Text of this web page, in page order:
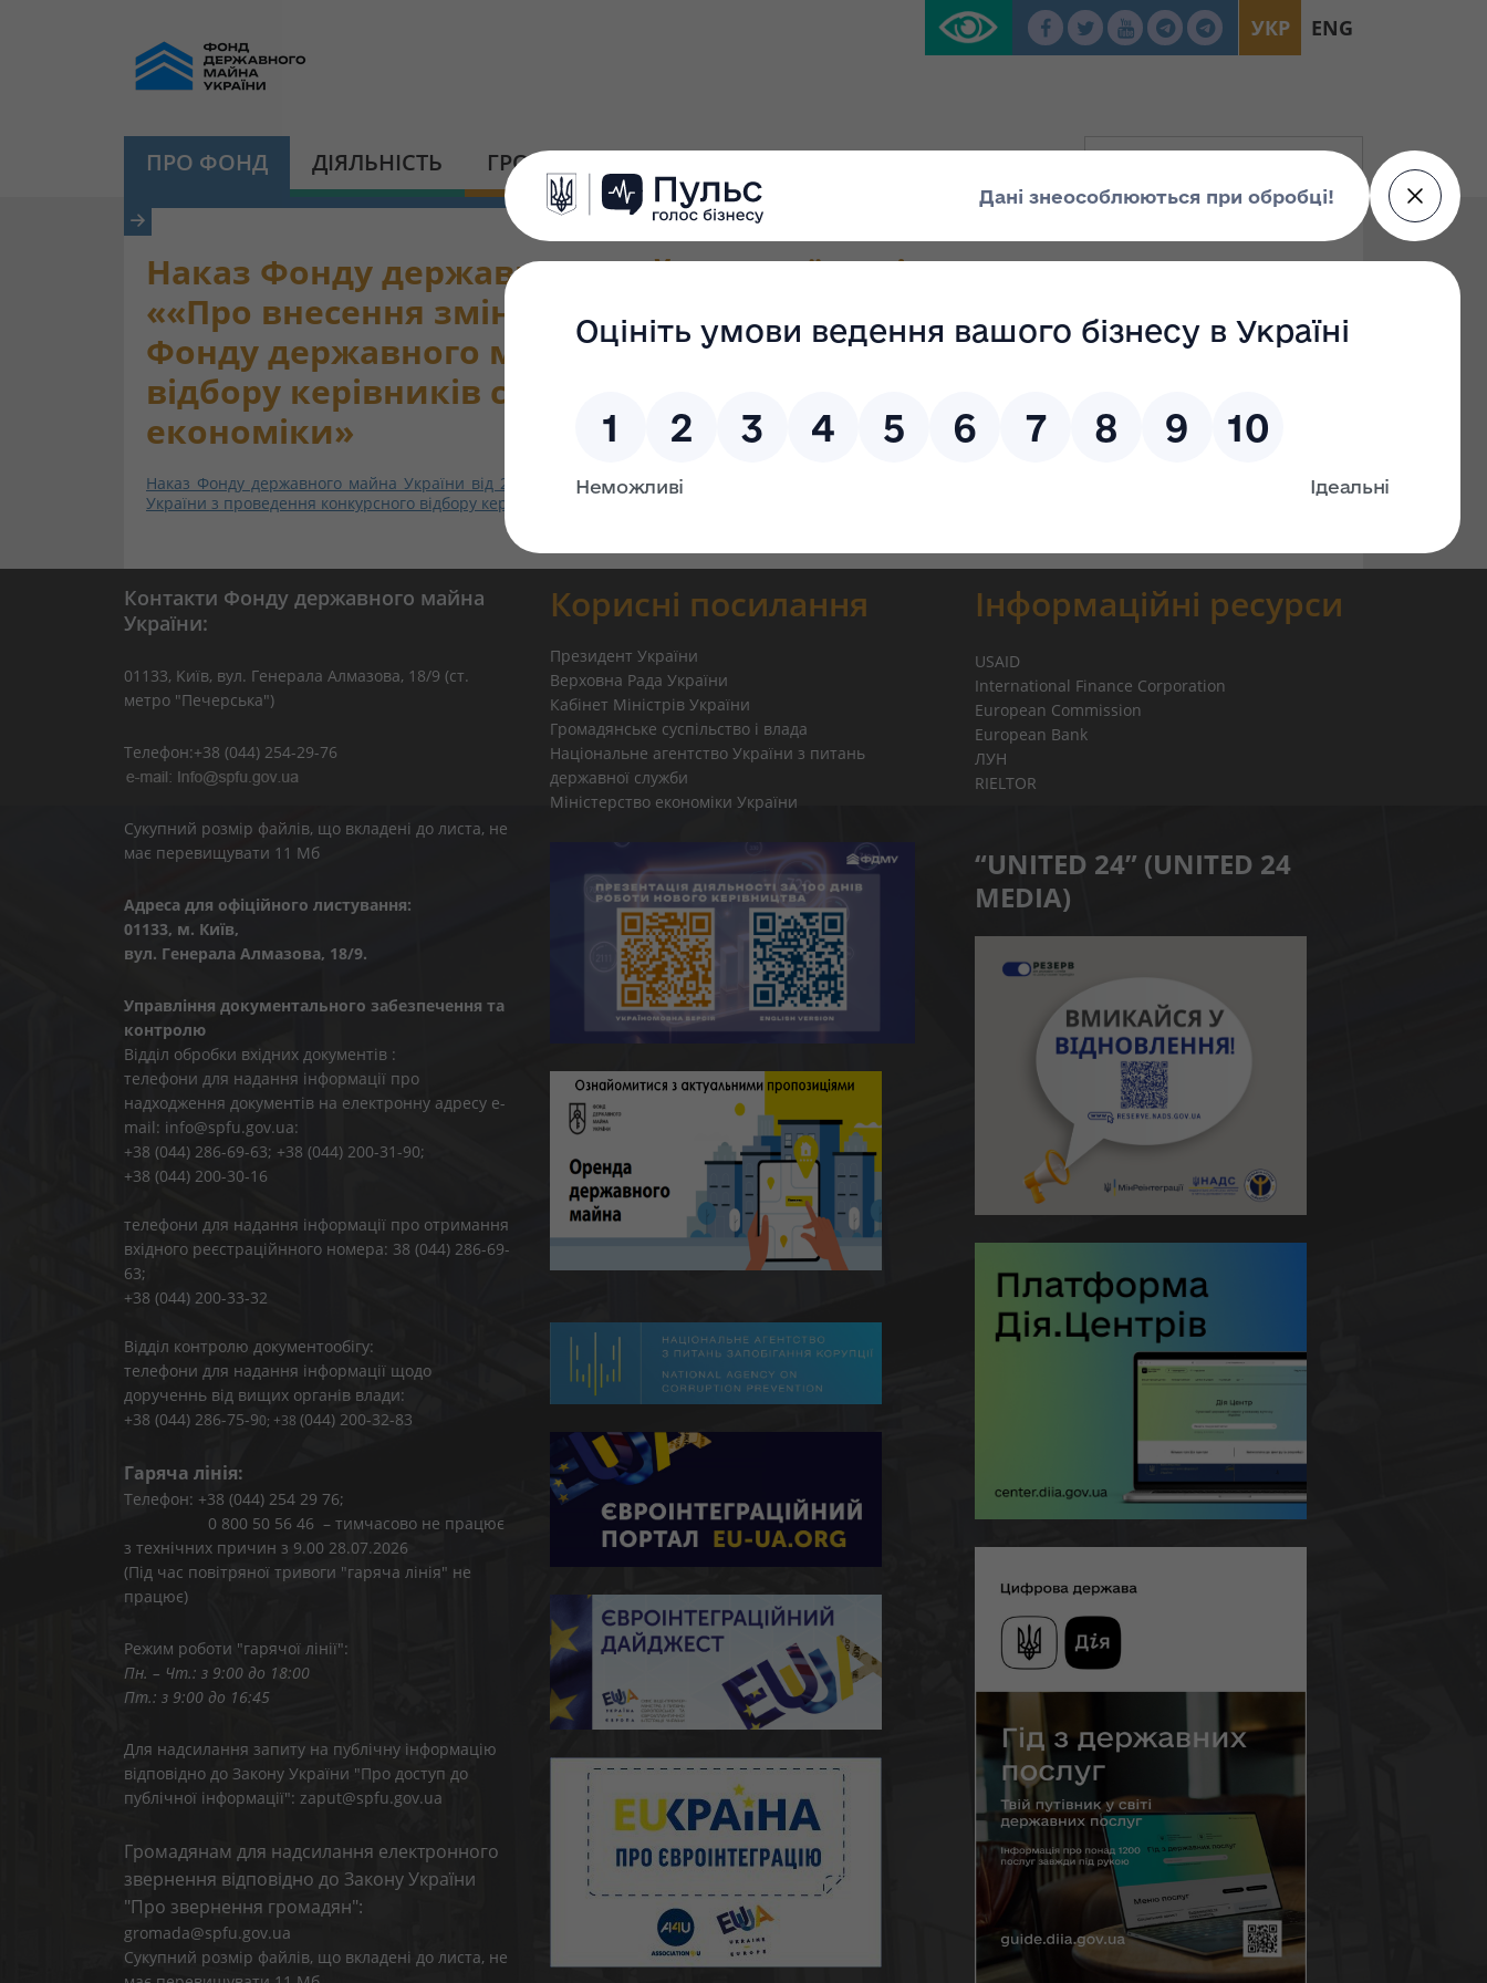
УКР ENG
ПРО ФОНД ДІЯЛЬНІСТЬ ГРОМАДСЬКА ПЛАТФОРМА
Наказ Фонду державного майна України від 26.08.2021 № 1487
««Про внесення зміни до складу Постійної конкурсної комісії
Фонду державного майна України з проведення конкурсного
відбору керівників суб’єктів господарювання державного сектору
економіки»
Наказ Фонду державного майна України від 26.08.2021 № 1487 ««Про внесення зміни до складу Постійної конкурсної комісії Фонду державного майна
України з проведення конкурсного відбору керівників суб’єктів господарювання державного сектору економіки»
Контакти Фонду державного майна
України:
01133, Kиїв, вул. Генерала Алмазова, 18/9 (ст.
метро "Печерська")
Телефон:+38 (044) 254-29-76
Сукупний розмір файлів, що вкладені до листа, не
має перевищувати 11 Мб
Адреса для офіційного листування:
01133, м. Київ,
вул. Генерала Алмазова, 18/9.
Управління документального забезпечення та
контролю
Відділ обробки вхідних документів :
телефони для надання інформації про
надходження документів на електронну адресу e-
mail: info@spfu.gov.ua:
+38 (044) 286-69-63; +38 (044) 200-31-90;
+38 (044) 200-30-16
телефони для надання інформації про отримання
вхідного реєстраційнного номера: 38 (044) 286-69-
63;
+38 (044) 200-33-32
Відділ контролю документообігу:
телефони для надання інформації щодо
дорученнь від вищих органів влади:
+38 (044) 286-75-90; +38 (044) 200-32-83
Гаряча лінія:
Телефон: +38 (044) 254 29 76;
0 800 50 56 46 – тимчасово не працює
з технічних причин з 9.00 28.07.2026
(Під час повітряної тривоги "гаряча лінія" не
працює)
Режим роботи "гарячої лінії":
Пн. – Чт.: з 9:00 до 18:00
Пт.: з 9:00 до 16:45
Для надсилання запиту на публічну інформацію
відповідно до Закону України "Про доступ до
публічної інформації": zaput@spfu.gov.ua
Громадянам для надсилання електронного
звернення відповідно до Закону України
"Про звернення громадян":
gromada@spfu.gov.ua
Сукупний розмір файлів, що вкладені до листа, не
Корисні посилання
Президент України
Верховна Рада України
Кабінет Міністрів України
Громадянське суспільство і влада
Національне агентство України з питань
державної служби
Міністерство економіки України
Інформаційні ресурси
USAID
International Finance Corporation
European Commission
European Bank
ЛУН
RIELTOR
“UNITED 24” (UNITED 24
MEDIA)